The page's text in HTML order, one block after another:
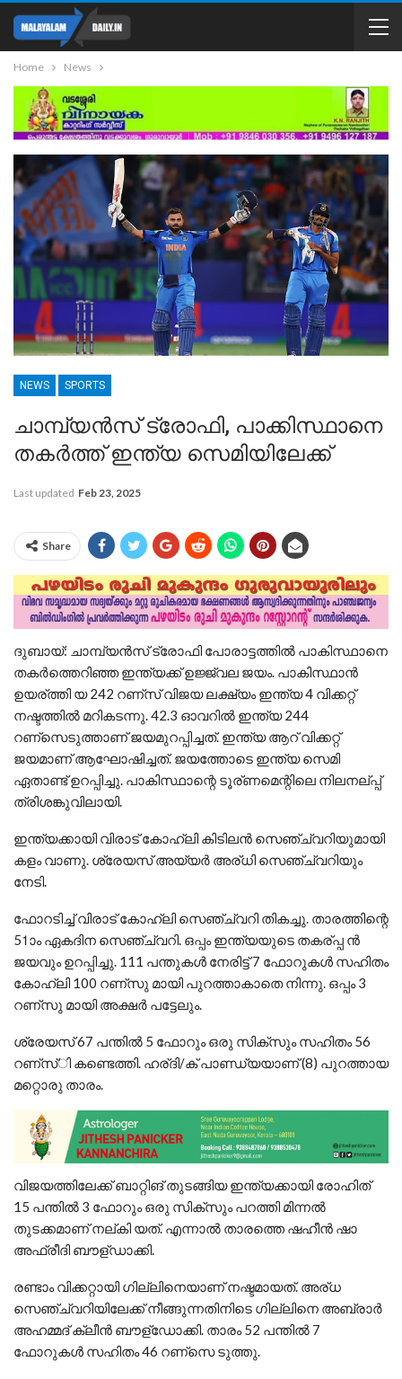
Home News
NEWS SPORTS
ചാമ്പ്യൻസ് ട്രോഫി, പാക്കിസ്ഥാനെ
തകർത്ത് ഇന്ത്യ സെമിയിലേക്ക്
Last updated Feb 23, 2025
Share
ദുബായ്: ചാമ്പ്യൻസ് ട്രോഫി പോരാട്ടത്തില്‍ പാകിസ്ഥാനെ
തകർത്തെറിഞ്ഞ ഇന്ത്യക്ക് ഉജ്ജ്വല ജയം. പാകിസ്ഥാന്‍
ഉയര്ത്തി യ 242 റണ്സ് വിജയ ലക്ഷ്യം ഇന്ത്യ 4 വിക്കറ്റ്
നഷ്ടത്തില്‍ മറികടന്നു. 42.3 ഓവറില്‍ ഇന്ത്യ 244
റണ്സെടുത്താണ് ജയമുറപ്പിച്ചത്. ഇന്ത്യ ആറ് വിക്കറ്റ്
ജയമാണ് ആഘോഷിച്ചത്. ജയത്തോടെ ഇന്ത്യ സെമി
ഏതാണ്ട് ഉറപ്പിച്ചു. പാകിസ്ഥാന്റെ ടൂര്ണമെന്റിലെ നിലനല്പ്പ്
ത്രിശങ്കുവിലായി.
ഇന്ത്യക്കായി വിരാട് കോഹ്‌ലി കിടിലന്‍ സെഞ്ച്വറിയുമായി
കളം വാണു. ശ്രേയസ് അയ്യര്‍ അര്ധി സെഞ്ച്വറിയും
നേടി.
ഫോറടിച്ച് വിരാട് കോഹ്‌ലി സെഞ്ച്വറി തികച്ചു. താരത്തിന്റെ
51ാം ഏകദിന സെഞ്ച്വറി. ഒപ്പം ഇന്ത്യയുടെ തകര്പ്പ ന്‍
ജയവും ഉറപ്പിച്ചു. 111 പന്തുകള്‍ നേരിട്ട് 7 ഫോറുകള്‍ സഹിതം
കോഹ്‌ലി 100 റണ്സു മായി പുറത്താകാതെ നിന്നു. ഒപ്പം 3
റണ്സു മായി അക്ഷര്‍ പട്ടേലും.
ശ്രേയസ് 67 പന്തില്‍ 5 ഫോറും ഒരു സിക്‌സും സഹിതം 56
റണ്സ്ി കണ്ടെത്തി. ഹര്ദി/ക് പാണ്ഡ്യയാണ് (8) പുറത്തായ
മറ്റൊരു താരം.
വിജയത്തിലേക്ക് ബാറ്റിങ് തുടങ്ങിയ ഇന്ത്യക്കായി രോഹിത്
15 പന്തില്‍ 3 ഫോറും ഒരു സിക്സും പറത്തി മിന്നല്‍
തുടക്കമാണ് നല്കി യത്. എന്നാല്‍ താരത്തെ ഷഹീന്‍ ഷാ
അഫ്രീദി ബൗള്ഡാക്കി.
രണ്ടാം വിക്കറ്റായി ഗില്ലിനെയാണ് നഷ്ടമായത്. അര്ധ‍
സെഞ്ച്വറിയിലേക്ക് നീങ്ങുന്നതിനിടെ ഗില്ലിനെ അബ്രാര്‍
അഹമ്മദ് ക്ലീന്‍ ബൗള്ഡാേക്കി. താരം 52 പന്തില്‍ 7
ഫോറുകള്‍ സഹിതം 46 റണ്സെ ടുത്തു.